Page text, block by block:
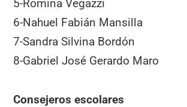
5-Romina Vegazzi
6-Nahuel Fabián Mansilla
7-Sandra Silvina Bordón
8-Gabriel José Gerardo Maro
Consejeros escolares